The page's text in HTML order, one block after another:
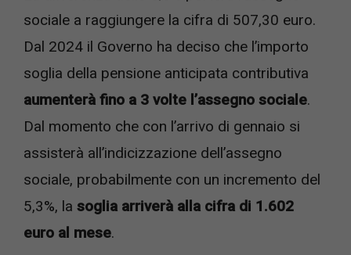
sociale a raggiungere la cifra di 507,30 euro.
Dal 2024 il Governo ha deciso che l’importo
soglia della pensione anticipata contributiva
aumenterà fino a 3 volte l’assegno sociale.
Dal momento che con l’arrivo di gennaio si
assisterà all’indicizzazione dell’assegno
sociale, probabilmente con un incremento del
5,3%, la soglia arriverà alla cifra di 1.602
euro al mese.